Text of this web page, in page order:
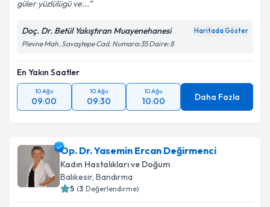
güler yüzlülügü ve...
Doç. Dr. Betül Yakıştıran Muayenehanesi Haritada Göster
Plevne Mah. Savaştepe Cad. Numara:35 Daire: 8
En Yakın Saatler
10 Ağu
09:00
10 Ağu
09:30
10 Ağu
10:00 Daha Fazla
Op. Dr. Yasemin Ercan Değirmenci
Kadın Hastalıkları ve Doğum
Balıkesir, Bandırma
5 (3 Değerlendirme)